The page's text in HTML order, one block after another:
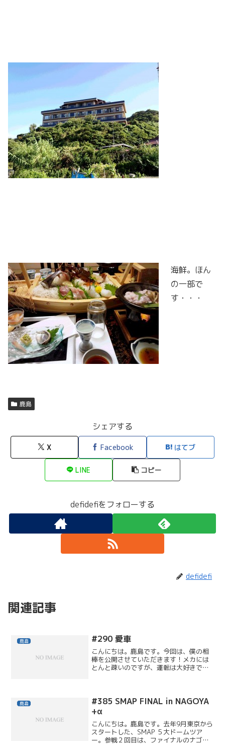
海鮮。ほん
の一部で
す・・・
鹿島
シェアする
X Facebook はてブ
LINE コピー
defidefiをフォローする
defidefi
関連記事
鹿島 #290 愛車
こんにちは。鹿島です。今回は、僕の相
棒を公開させていただきます！メカには
とんと疎いのですが、運転は大好きで、
ＤＥＦＩを立ち上げるとき...
鹿島
#385 SMAP FINAL in NAGOYA
+α
こんにちは。鹿島です。去年9月東京から
スタートした、SMAP ５大ドームツア
ー。参戦２回目は、ファイナルのナゴヤ